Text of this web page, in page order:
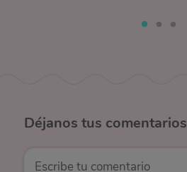
Déjanos tus comentarios